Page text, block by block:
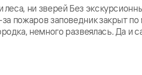
ни зверей Без
пожаров заповедник закрыт
немного развеялась. Да и